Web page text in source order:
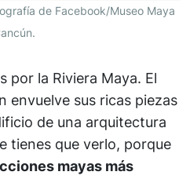
de Facebook/Museo Maya
por la Riviera Maya. El
envuelve sus ricas piezas
de una arquitectura
tienes que verlo, porque
mayas más